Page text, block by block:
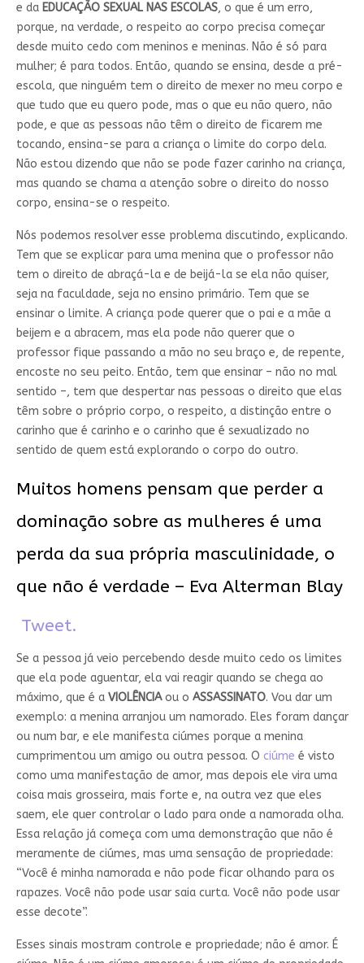
e da EDUCAÇÃO SEXUAL NAS ESCOLAS, o que é um erro,
porque, na verdade, o respeito ao corpo precisa começar
desde muito cedo com meninos e meninas. Não é só para
mulher; é para todos. Então, quando se ensina, desde a pré-
escola, que ninguém tem o direito de mexer no meu corpo e
que tudo que eu quero pode, mas o que eu não quero, não
pode, e que as pessoas não têm o direito de ficarem me
tocando, ensina-se para a criança o limite do corpo dela.
Não estou dizendo que não se pode fazer carinho na criança,
mas quando se chama a atenção sobre o direito do nosso
corpo, ensina-se o respeito.
Nós podemos resolver esse problema discutindo, explicando.
Tem que se explicar para uma menina que o professor não
tem o direito de abraçá-la e de beijá-la se ela não quiser,
seja na faculdade, seja no ensino primário. Tem que se
ensinar o limite. A criança pode querer que o pai e a mãe a
beijem e a abracem, mas ela pode não querer que o
professor fique passando a mão no seu braço e, de repente,
encoste no seu peito. Então, tem que ensinar – não no mal
sentido –, tem que despertar nas pessoas o direito que elas
têm sobre o próprio corpo, o respeito, a distinção entre o
carinho que é carinho e o carinho que é sexualizado no
sentido de quem está explorando o corpo do outro.
Muitos homens pensam que perder a
dominação sobre as mulheres é uma
perda da sua própria masculinidade, o
que não é verdade – Eva Alterman Blay
Tweet.
Se a pessoa já veio percebendo desde muito cedo os limites
que ela pode aguentar, ela vai reagir quando se chega ao
máximo, que é a VIOLÊNCIA ou o ASSASSINATO. Vou dar um
exemplo: a menina arranjou um namorado. Eles foram dançar
ou num bar, e ele manifesta ciúmes porque a menina
cumprimentou um amigo ou outra pessoa. O ciúme é visto
como uma manifestação de amor, mas depois ele vira uma
coisa mais grosseira, mais forte e, na outra vez que eles
saem, ele quer controlar o lado para onde a namorada olha.
Essa relação já começa com uma demonstração que não é
meramente de ciúmes, mas uma sensação de propriedade:
“Você é minha namorada e não pode ficar olhando para os
rapazes. Você não pode usar saia curta. Você não pode usar
esse decote”.
Esses sinais mostram controle e propriedade; não é amor. É